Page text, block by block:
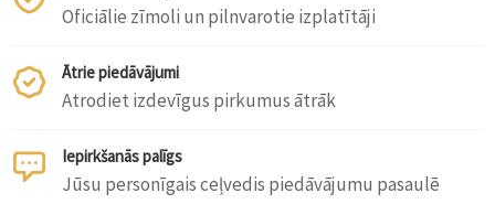
Oficiālie zīmoli un pilnvarotie izplatītāji
Ātrie piedāvājumi
Atrodiet izdevīgus pirkumus ātrāk
Iepirkšanās palīgs
Jūsu personīgais ceļvedis piedāvājumu pasaulē